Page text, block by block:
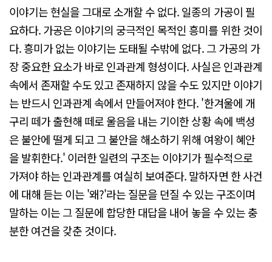
이야기는 현실을 그대로 소개할 수 없다. 일종의 가공이 필
요하다. 가공은 이야기의 궁극적인 목적인 흥미를 위한 것이
다. 흥미가 없는 이야기는 도태될 수밖에 없다. 그 가공의 가
장 중요한 요소가 바로 인과관계 형성이다. 사실은 인과관계
속에서 존재할 수도 있고 존재하지 않을 수도 있지만 이야기
는 반드시 인과관계 속에서 만들어져야 한다. '한겨울에 개
구리 떼가 출현해 떼로 울음을 내는 기이한 상황 속에 백성
은 불안에 떨게 되고 그 불안을 해소하기 위해 여왕이 혜안
을 발휘한다.' 이러한 일련의 구조는 이야기가 필수적으로
가져야 하는 인과관계를 여실히 보여준다. 말하자면 한 사건
에 대해 듣는 이는 '왜?'라는 질문을 던질 수 있는 구조이며
말하는 이는 그 질문에 합당한 대답을 내어 놓을 수 있는 충
분한 여건을 갖춘 것이다.